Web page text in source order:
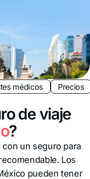
médicos Precios
de viaje
?
un seguro para
Los
pueden tener